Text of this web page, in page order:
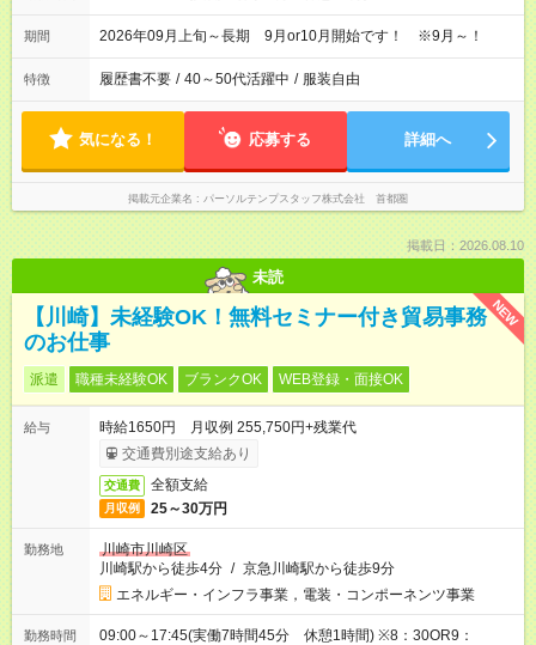
期間 2026年09月上旬～長期 9月or10月開始です！ ※9月～！
特徴 履歴書不要 / 40～50代活躍中 / 服装自由
気になる！ 応募する 詳細へ
掲載元企業名 パーソルテンプスタッフ株式会社 首都圏
掲載日：2026.08.10
未読
NEW
【川崎】未経験OK！無料セミナー付き貿易事務
のお仕事
派遣 職種未経験OK ブランクOK WEB登録・面接OK
給与
時給1650円 月収例 255,750円+残業代
交通費別途支給あり
交通費 全額支給
月収例 25～30万円
勤務地
川崎市川崎区
川崎駅から徒歩4分 / 京急川崎駅から徒歩9分
エネルギー・インフラ事業，電装・コンポーネンツ事業
勤務時間
09:00～17:45(実働7時間45分 休憩1時間) ※8：30OR9：